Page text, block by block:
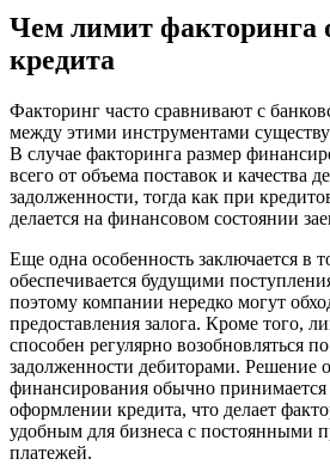
Чем лимит факторинга
кредита
Факторинг часто сравнивают с
между этими инструментами
В случае факторинга размер
всего от объема поставок и качества
задолженности, тогда как при
делается на финансовом состоянии
Еще одна особенность заключается в
обеспечивается будущими
поэтому компании нередко могут
предоставления залога. Кроме того,
способен регулярно возобновляться
задолженности дебиторами. Решение
финансирования обычно
оформлении кредита, что делает
удобным для бизнеса с постоянными
платежей.